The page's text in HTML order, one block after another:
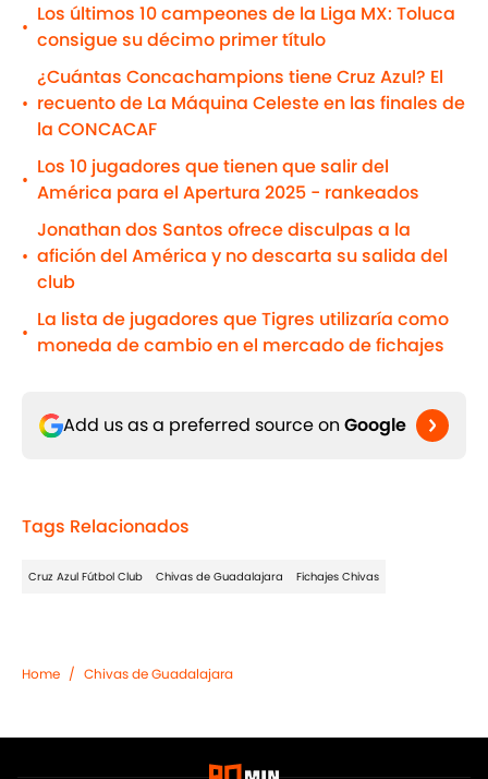
•
Los últimos 10 campeones de la Liga MX: Toluca
consigue su décimo primer título
•
¿Cuántas Concachampions tiene Cruz Azul? El
recuento de La Máquina Celeste en las finales de
la CONCACAF
•
Los 10 jugadores que tienen que salir del
América para el Apertura 2025 - rankeados
•
Jonathan dos Santos ofrece disculpas a la
afición del América y no descarta su salida del
club
•
La lista de jugadores que Tigres utilizaría como
moneda de cambio en el mercado de fichajes
Add us as a preferred source on Google
Tags Relacionados
Cruz Azul Fútbol Club Chivas de Guadalajara Fichajes Chivas
Home / Chivas de Guadalajara